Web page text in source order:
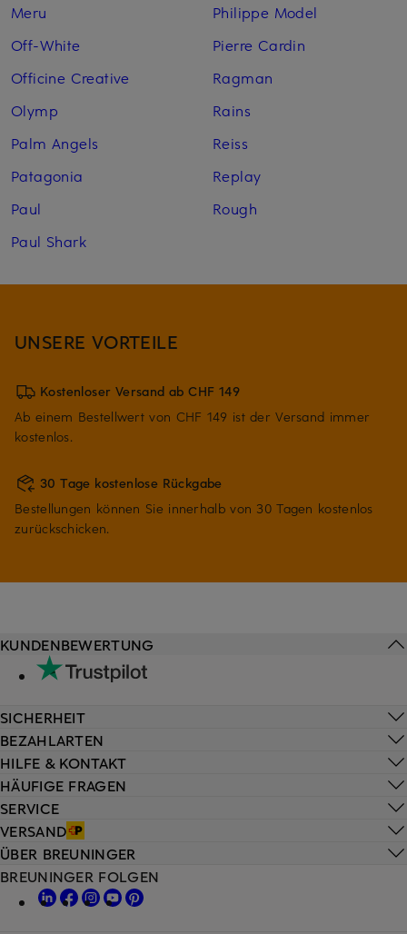
Meru
Off-White
Officine Creative
Olymp
Palm Angels
Patagonia
Paul
Paul Shark
Philippe Model
Pierre Cardin
Ragman
Rains
Reiss
Replay
Rough
UNSERE VORTEILE
Kostenloser Versand ab CHF 149
Ab einem Bestellwert von CHF 149 ist der Versand immer
kostenlos.
30 Tage kostenlose Rückgabe
Bestellungen können Sie innerhalb von 30 Tagen kostenlos
zurückschicken.
HILFE & KONTAKT
HÄUFIGE FRAGEN
SERVICE
VERSAND
KUNDENBEWERTUNG
SICHERHEIT
BEZAHLARTEN
ÜBER BREUNINGER
BREUNINGER FOLGEN